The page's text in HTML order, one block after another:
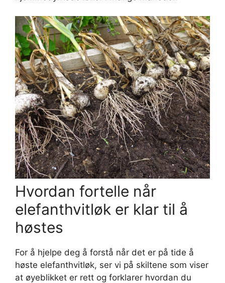
Hvordan fortelle når
elefanthvitløk er klar til å
høstes
For å hjelpe deg å forstå når det er på tide å
høste elefanthvitløk, ser vi på skiltene som viser
at øyeblikket er rett og forklarer hvordan du